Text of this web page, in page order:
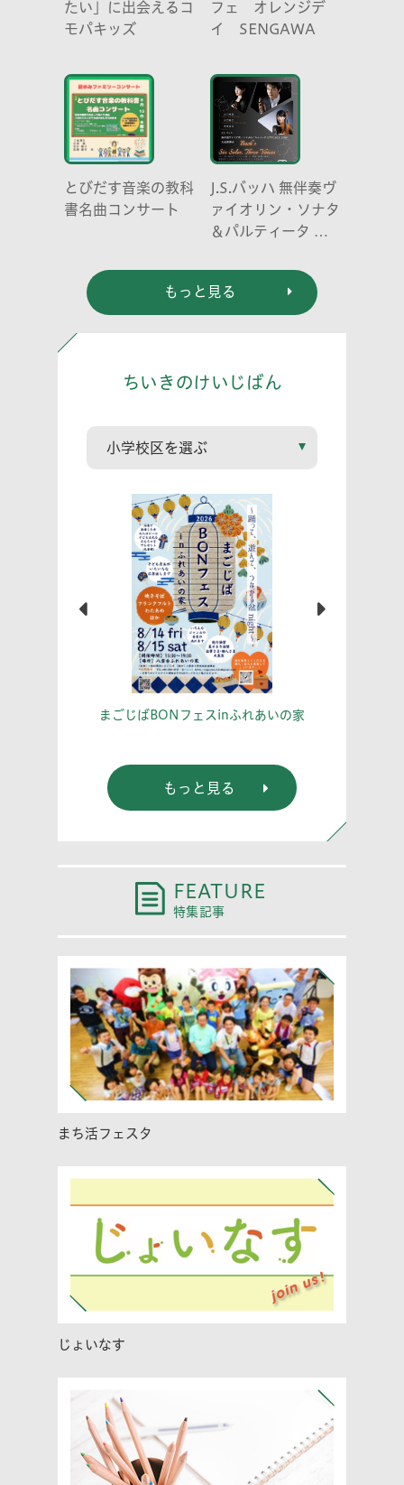
たい」に出会えるコ
モパキッズ
フェ オレンジデ
イ SENGAWA
とびだす音楽の教科
書名曲コンサート
J.S.バッハ 無伴奏ヴ
ァイオリン・ソナタ
＆パルティータ 全
祐貴 川口尭史 伊東
真奈
もっと見る
ちいきのけいじばん
まごじばBONフェスinふれあいの家
もっと見る
FEATURE
特集記事
まち活フェスタ
じょいなす